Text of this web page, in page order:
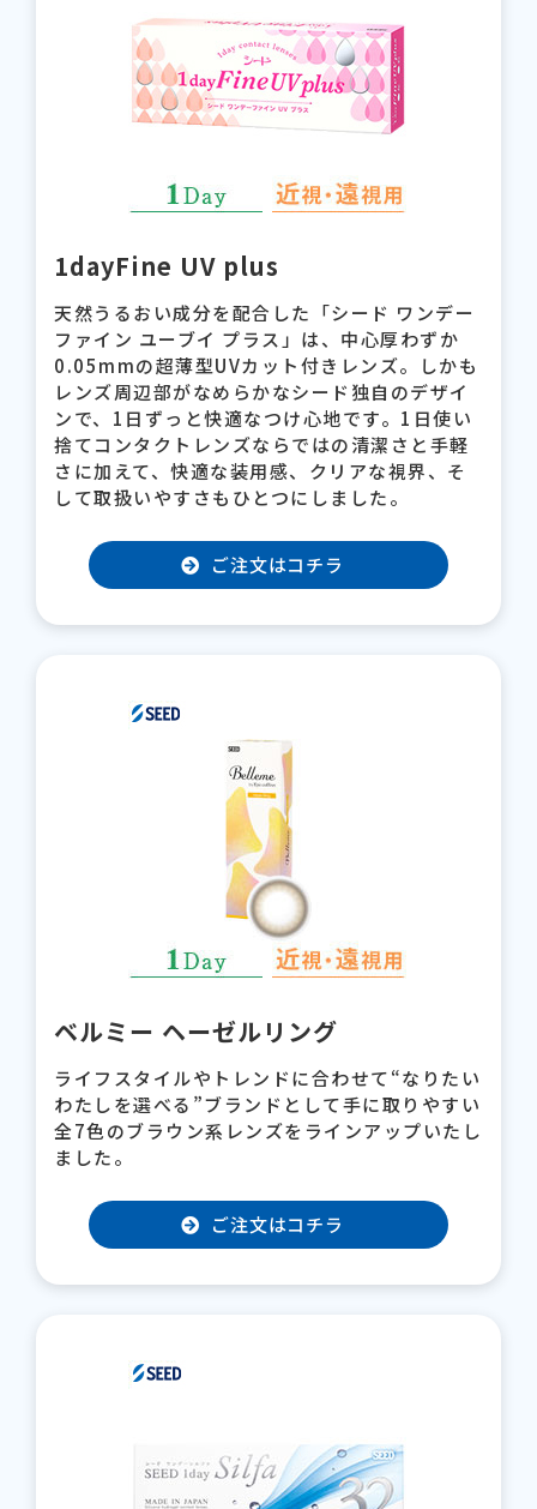
1dayFine UV plus
天然うるおい成分を配合した「シード ワンデー
ファイン ユーブイ プラス」は、中心厚わずか
0.05mmの超薄型UVカット付きレンズ。しかも
レンズ周辺部がなめらかなシード独自のデザイ
ンで、1日ずっと快適なつけ心地です。1日使い
捨てコンタクトレンズならではの清潔さと手軽
さに加えて、快適な装用感、クリアな視界、そ
して取扱いやすさもひとつにしました。
ご注文はコチラ
ベルミー ヘーゼルリング
ライフスタイルやトレンドに合わせて“なりたい
わたしを選べる”ブランドとして手に取りやすい
全7色のブラウン系レンズをラインアップいたし
ました。
ご注文はコチラ